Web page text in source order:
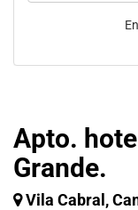
Apto.
Grande.
Vila Cabral,